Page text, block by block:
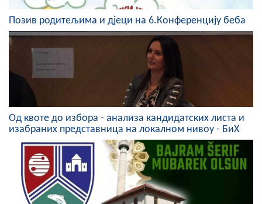
Заштита од пожара
COVID 19
Геоистраживања
ФИНАНСИЈЕ
Пољопривреда
Туризам
Спорт
Позив родитељима и дјеци на 6.Конференцију беба
Од квоте до избора - анализа кандидатских листа и
изабраних представница на локалном нивоу - БиХ